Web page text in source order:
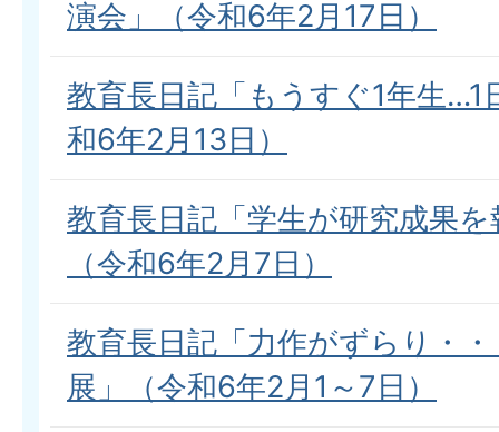
演会」（令和6年2月17日）
教育長日記「もうすぐ1年生…1
和6年2月13日）
教育長日記「学生が研究成果
（令和6年2月7日）
教育長日記「力作がずらり・
展」（令和6年2月1～7日）